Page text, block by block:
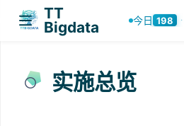
TT
Bigdata
今日 198 ·
实施总览